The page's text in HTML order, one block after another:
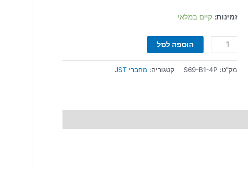
זמינות: קיים במלאי
הוספה לסל
מק"ט: S69-B1-4P קטגוריה: מחברי JST